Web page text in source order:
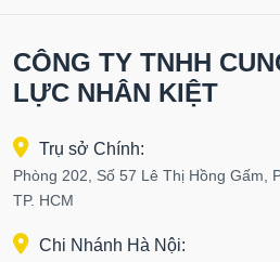
CÔNG TY TNHH
LỰC NHÂN KIỆT
Trụ sở Chính:
Phòng 202, Số 57 Lê Thị Hồng Gấm,
TP. HCM
Chi Nhánh Hà Nội: